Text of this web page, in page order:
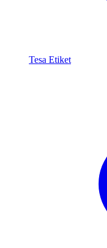
Tesa Etiket